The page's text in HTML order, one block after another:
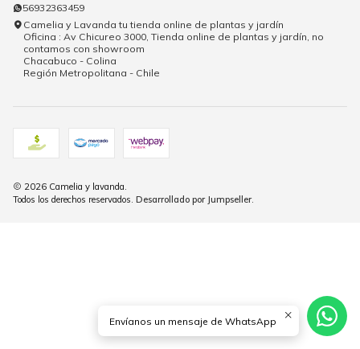
56932363459
Camelia y Lavanda tu tienda online de plantas y jardín
Oficina : Av Chicureo 3000, Tienda online de plantas y jardín, no
contamos con showroom
Chacabuco - Colina
Región Metropolitana - Chile
2026 Camelia y lavanda.
Todos los derechos reservados.Desarrollado por Jumpseller.
Envíanos un mensaje de WhatsApp